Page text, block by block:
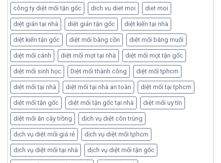
công ty diệt mối tận gốc dich vu diet moi diet moi
diệt gián tại nhà diệt gián tận gốc diệt kiến tại nhà
diệt kiến tận gốc diệt mối bằng cồn diệt mối bằng muối
diệt mối cánh diệt mối mọt tại nhà diệt mối mọt tận gốc
diệt mối sinh học Diệt mối thành công diệt mối tphcm
diệt mối tại nhà diệt mối tại nhà an toàn diệt mối tại tphcm
diệt mối tận gốc diệt mối tận gốc tại nhà diệt mối uy tín
diệt mối ăn cây trồng dịch vụ diệt côn trùng
dịch vụ diệt mối giá rẻ dịch vụ diệt mối tphcm
dịch vụ diệt mối tại nhà dịch vụ diệt mối tận gốc